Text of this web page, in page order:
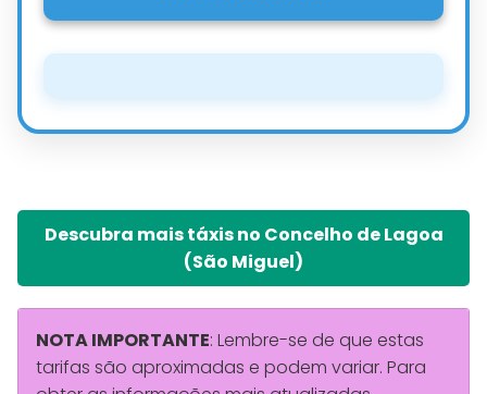
Descubra mais táxis no Concelho de Lagoa
(São Miguel)
NOTA IMPORTANTE: Lembre-se de que estas
tarifas são aproximadas e podem variar. Para